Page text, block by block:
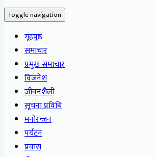
Toggle navigation
गृहपृष्ठ
समाचार
प्रमुख समाचार
विजनेश
जीवनशैली
सूचना प्रविधि
मनोरन्जन
पर्यटन
प्रवास